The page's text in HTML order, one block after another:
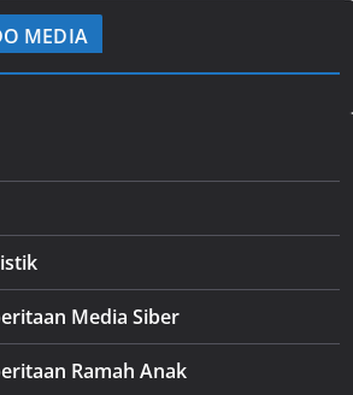
MEDIA
Media Siber
Ramah Anak